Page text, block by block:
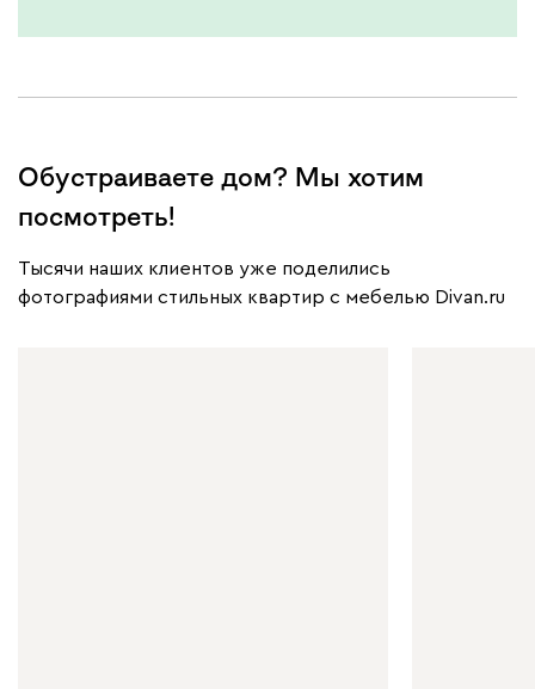
Обустраиваете дом? Мы хотим
посмотреть!
Тысячи наших клиентов уже поделились
фотографиями стильных квартир с мебелью Divan.ru